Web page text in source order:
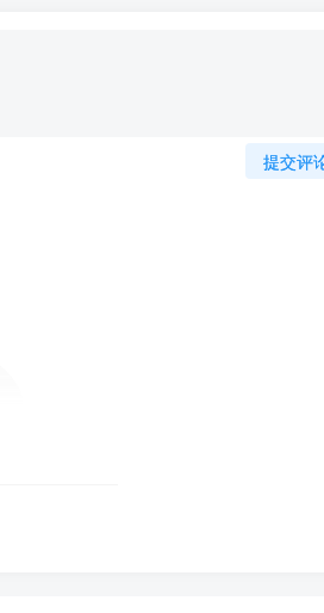
提交评